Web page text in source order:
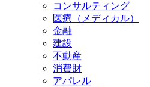
コンサルティング
医療（メディカル）
金融
建設
不動産
消費財
アパレル